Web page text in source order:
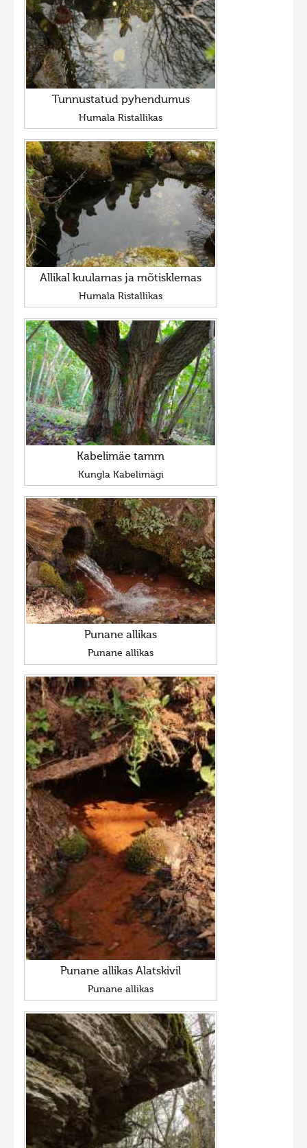
Tunnustatud pyhendumus
Humala Ristallikas
Allikal kuulamas ja mõtisklemas
Humala Ristallikas
Kabelimäe tamm
Kungla Kabelimägi
Punane allikas
Punane allikas
Punane allikas Alatskivil
Punane allikas